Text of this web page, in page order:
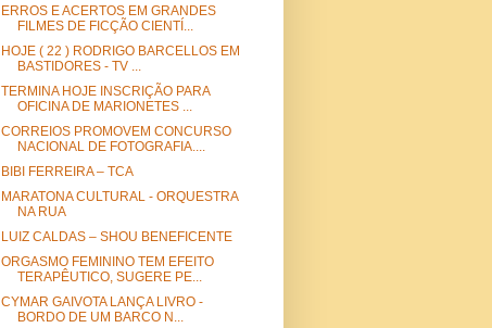
ERROS E ACERTOS EM GRANDES
FILMES DE FICÇÃO CIENTÍ...
HOJE ( 22 ) RODRIGO BARCELLOS EM
BASTIDORES - TV ...
TERMINA HOJE INSCRIÇÃO PARA
OFICINA DE MARIONETES ...
CORREIOS PROMOVEM CONCURSO
NACIONAL DE FOTOGRAFIA....
BIBI FERREIRA – TCA
MARATONA CULTURAL - ORQUESTRA
NA RUA
LUIZ CALDAS – SHOU BENEFICENTE
ORGASMO FEMININO TEM EFEITO
TERAPÊUTICO, SUGERE PE...
CYMAR GAIVOTA LANÇA LIVRO -
BORDO DE UM BARCO N...